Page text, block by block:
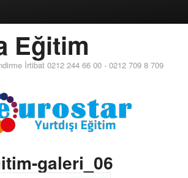
Eğitim
İrtibat 0212 244 66 00 - 0212 709 8 709
galeri_06